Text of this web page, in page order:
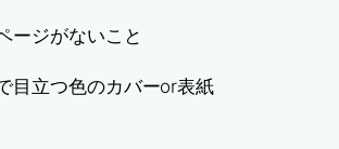
ージがないこと
目立つ色のカバーor表紙